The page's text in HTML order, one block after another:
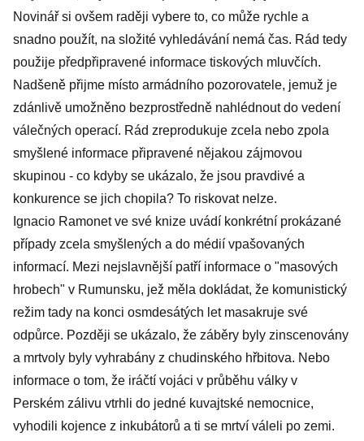
Novinář si ovšem raději vybere to, co může rychle a
snadno použít, na složité vyhledávání nemá čas. Rád tedy
použije předpřipravené informace tiskových mluvčích.
Nadšeně přijme místo armádního pozorovatele, jemuž je
zdánlivě umožněno bezprostředně nahlédnout do vedení
válečných operací. Rád zreprodukuje zcela nebo zpola
smyšlené informace připravené nějakou zájmovou
skupinou - co kdyby se ukázalo, že jsou pravdivé a
konkurence se jich chopila? To riskovat nelze.
Ignacio Ramonet ve své knize uvádí konkrétní prokázané
případy zcela smyšlených a do médií vpašovaných
informací. Mezi nejslavnější patří informace o "masových
hrobech" v Rumunsku, jež měla dokládat, že komunistický
režim tady na konci osmdesátých let masakruje své
odpůrce. Později se ukázalo, že záběry byly zinscenovány
a mrtvoly byly vyhrabány z chudinského hřbitova. Nebo
informace o tom, že iráčtí vojáci v průběhu války v
Perském zálivu vtrhli do jedné kuvajtské nemocnice,
vyhodili kojence z inkubátorů a ti se mrtví váleli po zemi.